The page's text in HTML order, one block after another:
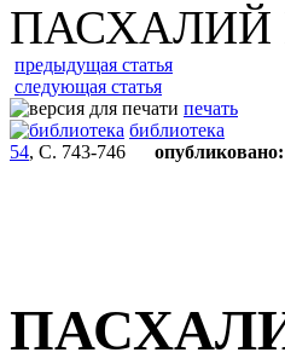
ПАСХАЛИЙ
предыдущая статья
следующая статья
печать
библиотека
54, С. 743-746 опубликовано: